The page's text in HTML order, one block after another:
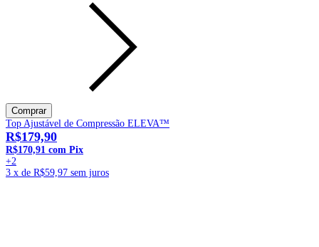
Top Ajustável de Compressão ELEVA™
R$179,90
R$170,91 com Pix
+2
3 x de R$59,97 sem juros